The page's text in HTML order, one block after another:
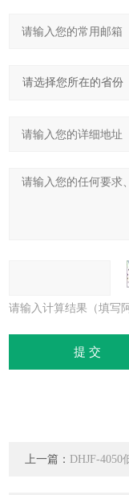
请输入计算结果（填写
上一篇： DHJF-4050